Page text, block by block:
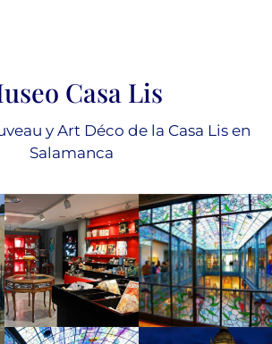
Casa Lis
y Art Déco de la Casa Lis en
Salamanca